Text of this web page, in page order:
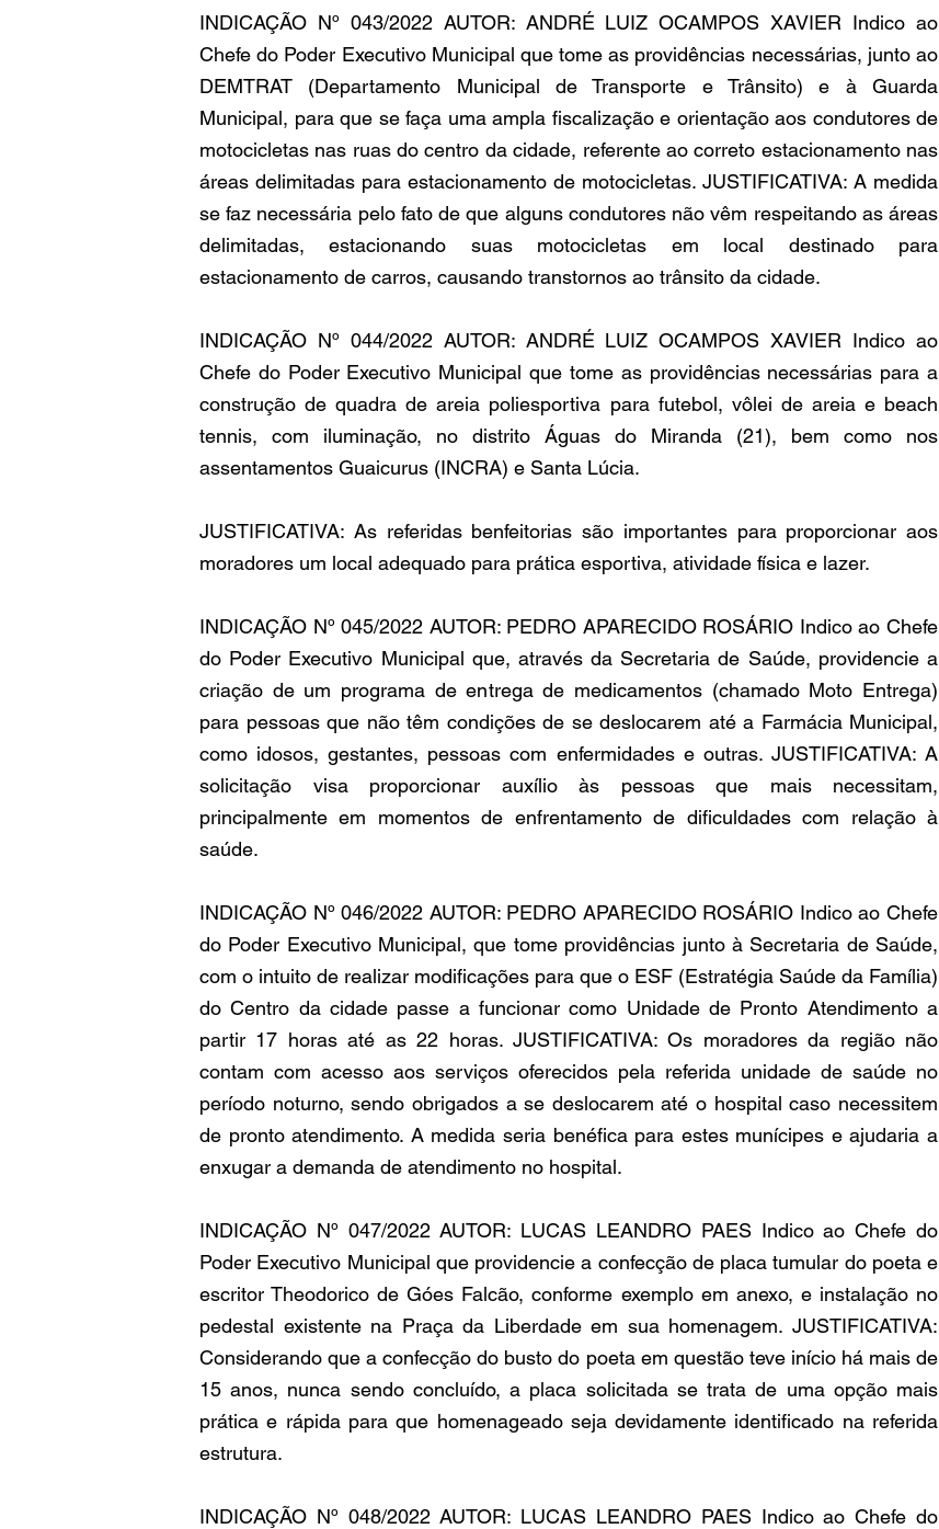
INDICAÇÃO Nº 043/2022 AUTOR: ANDRÉ LUIZ OCAMPOS XAVIER Indico ao
Chefe do Poder Executivo Municipal que tome as providências necessárias, junto ao
DEMTRAT (Departamento Municipal de Transporte e Trânsito) e à Guarda
Municipal, para que se faça uma ampla fiscalização e orientação aos condutores de
motocicletas nas ruas do centro da cidade, referente ao correto estacionamento nas
áreas delimitadas para estacionamento de motocicletas. JUSTIFICATIVA: A medida
se faz necessária pelo fato de que alguns condutores não vêm respeitando as áreas
delimitadas, estacionando suas motocicletas em local destinado para
estacionamento de carros, causando transtornos ao trânsito da cidade.
INDICAÇÃO Nº 044/2022 AUTOR: ANDRÉ LUIZ OCAMPOS XAVIER Indico ao
Chefe do Poder Executivo Municipal que tome as providências necessárias para a
construção de quadra de areia poliesportiva para futebol, vôlei de areia e beach
tennis, com iluminação, no distrito Águas do Miranda (21), bem como nos
assentamentos Guaicurus (INCRA) e Santa Lúcia.
JUSTIFICATIVA: As referidas benfeitorias são importantes para proporcionar aos
moradores um local adequado para prática esportiva, atividade física e lazer.
INDICAÇÃO Nº 045/2022 AUTOR: PEDRO APARECIDO ROSÁRIO Indico ao Chefe
do Poder Executivo Municipal que, através da Secretaria de Saúde, providencie a
criação de um programa de entrega de medicamentos (chamado Moto Entrega)
para pessoas que não têm condições de se deslocarem até a Farmácia Municipal,
como idosos, gestantes, pessoas com enfermidades e outras. JUSTIFICATIVA: A
solicitação visa proporcionar auxílio às pessoas que mais necessitam,
principalmente em momentos de enfrentamento de dificuldades com relação à
saúde.
INDICAÇÃO Nº 046/2022 AUTOR: PEDRO APARECIDO ROSÁRIO Indico ao Chefe
do Poder Executivo Municipal, que tome providências junto à Secretaria de Saúde,
com o intuito de realizar modificações para que o ESF (Estratégia Saúde da Família)
do Centro da cidade passe a funcionar como Unidade de Pronto Atendimento a
partir 17 horas até as 22 horas. JUSTIFICATIVA: Os moradores da região não
contam com acesso aos serviços oferecidos pela referida unidade de saúde no
período noturno, sendo obrigados a se deslocarem até o hospital caso necessitem
de pronto atendimento. A medida seria benéfica para estes munícipes e ajudaria a
enxugar a demanda de atendimento no hospital.
INDICAÇÃO Nº 047/2022 AUTOR: LUCAS LEANDRO PAES Indico ao Chefe do
Poder Executivo Municipal que providencie a confecção de placa tumular do poeta e
escritor Theodorico de Góes Falcão, conforme exemplo em anexo, e instalação no
pedestal existente na Praça da Liberdade em sua homenagem. JUSTIFICATIVA:
Considerando que a confecção do busto do poeta em questão teve início há mais de
15 anos, nunca sendo concluído, a placa solicitada se trata de uma opção mais
prática e rápida para que homenageado seja devidamente identificado na referida
estrutura.
INDICAÇÃO Nº 048/2022 AUTOR: LUCAS LEANDRO PAES Indico ao Chefe do